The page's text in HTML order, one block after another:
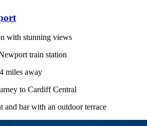
with stunning views
train station
miles away
to Cardiff Central
and bar with an outdoor terrace